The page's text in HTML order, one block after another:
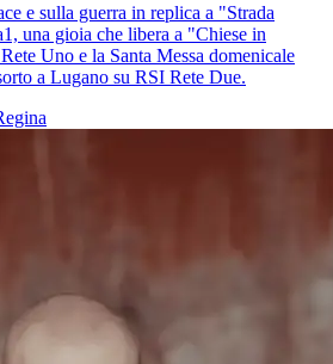
e sulla guerra in replica a "Strada
una gioia che libera a "Chiese in
Uno e la Santa Messa domenicale
a Lugano su RSI Rete Due.